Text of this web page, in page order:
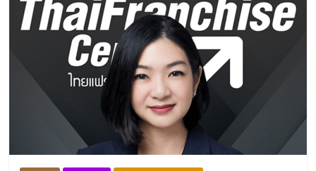
แห่ง
ประเทศไทย,
ThaiSMEsCenter,
รวม